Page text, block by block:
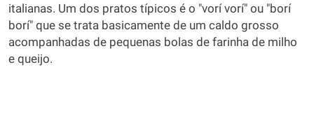
italianas. Um dos pratos típicos é o "vorí vorí" ou "borí
borí" que se trata basicamente de um caldo grosso
acompanhadas de pequenas bolas de farinha de milho
e queijo.